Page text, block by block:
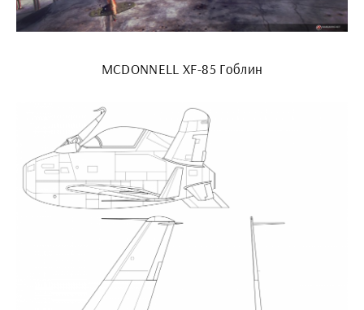
MCDONNELL XF-85 Гоблин